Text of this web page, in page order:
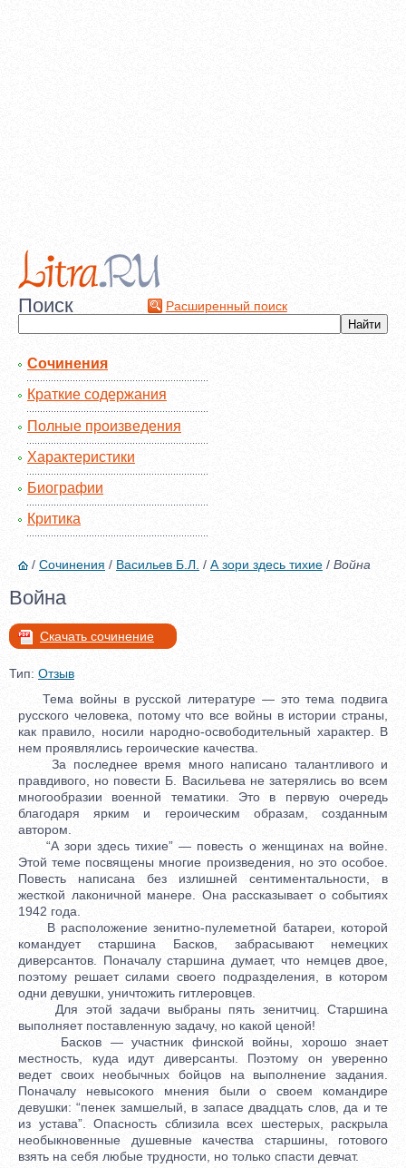
Поиск Расширенный поиск
Сочинения
Краткие содержания
Полные произведения
Характеристики
Биографии
Критика
/ Сочинения / Васильев Б.Л. / А зори здесь тихие / Война
Война
Скачать сочинение
Тип: Отзыв
Тема войны в русской литературе — это тема подвига
русского человека, потому что все войны в истории страны,
как правило, носили народно-освободительный характер. В
нем проявлялись героические качества.
За последнее время много написано талантливого и
правдивого, но повести Б. Васильева не затерялись во всем
многообразии военной тематики. Это в первую очередь
благодаря ярким и героическим образам, созданным
автором.
“А зори здесь тихие” — повесть о женщинах на войне.
Этой теме посвящены многие произведения, но это особое.
Повесть написана без излишней сентиментальности, в
жесткой лаконичной манере. Она рассказывает о событиях
1942 года.
В расположение зенитно-пулеметной батареи, которой
командует старшина Басков, забрасывают немецких
диверсантов. Поначалу старшина думает, что немцев двое,
поэтому решает силами своего подразделения, в котором
одни девушки, уничтожить гитлеровцев.
Для этой задачи выбраны пять зенитчиц. Старшина
выполняет поставленную задачу, но какой ценой!
Басков — участник финской войны, хорошо знает
местность, куда идут диверсанты. Поэтому он уверенно
ведет своих необычных бойцов на выполнение задания.
Поначалу невысокого мнения были о своем командире
девушки: “пенек замшелый, в запасе двадцать слов, да и те
из устава”. Опасность сблизила всех шестерых, раскрыла
необыкновенные душевные качества старшины, готового
взять на себя любые трудности, но только спасти девчат.